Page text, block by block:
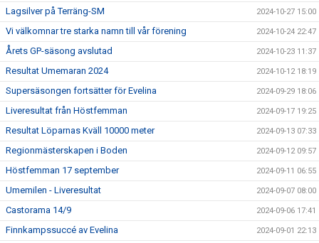
Lagsilver på Terräng-SM 2024-10-27 15:00
Vi välkomnar tre starka namn till vår förening 2024-10-24 22:47
Årets GP-säsong avslutad 2024-10-23 11:37
Resultat Umemaran 2024 2024-10-12 18:19
Supersäsongen fortsätter för Evelina 2024-09-29 18:06
Liveresultat från Höstfemman 2024-09-17 19:25
Resultat Löparnas Kväll 10000 meter 2024-09-13 07:33
Regionmästerskapen i Boden 2024-09-12 09:57
Höstfemman 17 september 2024-09-11 06:55
Umemilen - Liveresultat 2024-09-07 08:00
Castorama 14/9 2024-09-06 17:41
Finnkampssuccé av Evelina 2024-09-01 22:13